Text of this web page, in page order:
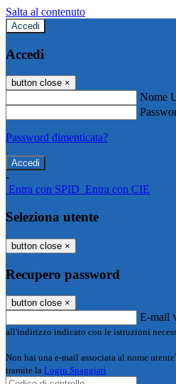
Salta al contenuto
Accedi
Accedi
button close ×
Nome
Password dimenticata?
-
Entra con SPID Entra con CIE
Seleziona utente
button close ×
Recupero password
button close ×
E-mail
all'indirizzo indicato con le istruzioni
Non hai una e-mail associata al nome
tramite la Login Spaggiari